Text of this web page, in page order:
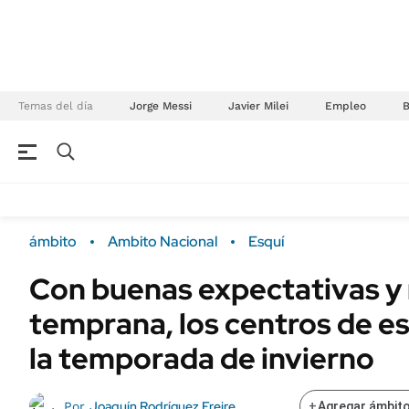
Temas del día Jorge Messi Javier Milei Empleo
Campo
FINANZAS
Dólar
Real Estate
Sustentabilidad
ámbito Ambito Nacional Esquí
Con buenas expectativas
temprana, los centros de
la temporada de invierno